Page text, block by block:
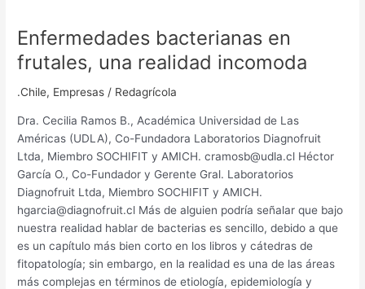
Enfermedades bacterianas en
frutales, una realidad incomoda
.Chile, Empresas / Redagrícola
Dra. Cecilia Ramos B., Académica Universidad de Las
Américas (UDLA), Co-Fundadora Laboratorios Diagnofruit
Ltda, Miembro SOCHIFIT y AMICH. cramosb@udla.cl Héctor
García O., Co-Fundador y Gerente Gral. Laboratorios
Diagnofruit Ltda, Miembro SOCHIFIT y AMICH.
hgarcia@diagnofruit.cl Más de alguien podría señalar que bajo
nuestra realidad hablar de bacterias es sencillo, debido a que
es un capítulo más bien corto en los libros y cátedras de
fitopatología; sin embargo, en la realidad es una de las áreas
más complejas en términos de etiología, epidemiología y